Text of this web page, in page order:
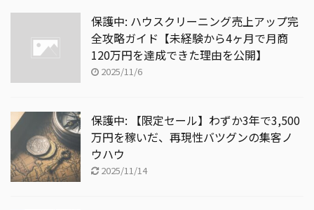
保護中: ハウスクリーニング売上アップ完
全攻略ガイド【未経験から4ヶ月で月商
120万円を達成できた理由を公開】
2025/11/6
保護中: 【限定セール】わずか3年で3,500
万円を稼いだ、再現性バツグンの集客ノ
ウハウ
2025/11/14